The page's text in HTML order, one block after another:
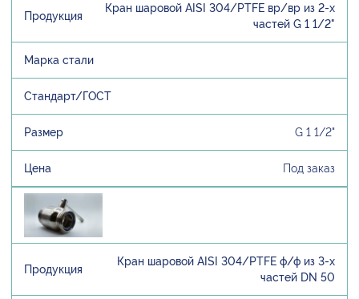
Кран шаровой AISI 304/PTFE вр/вр из 2-х
частей G 1 1/2"
G 1 1/2"
Под заказ
Кран шаровой AISI 304/PTFE ф/ф из 3-х
частей DN 50